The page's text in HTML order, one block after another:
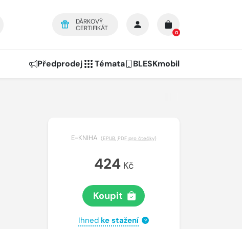
DÁRKOVÝ
CERTIFIKÁT
0
Předprodej Témata BLESKmobil
E-KNIHA (EPUB, PDF pro čtečky)
424Kč
Koupit
Ihned ke stažení ?